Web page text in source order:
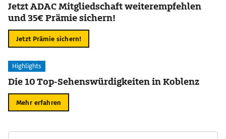
Jetzt ADAC Mitgliedschaft weiterempfehlen
und 35€ Prämie sichern!
Jetzt Prämie sichern!
Highlights
Die 10 Top-Sehenswürdigkeiten in Koblenz
Mehr erfahren